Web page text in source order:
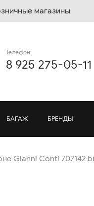
магазины
Телефон
8 925 275-05-11
БАГАЖ БРЕНДЫ
Gianni Conti 707142